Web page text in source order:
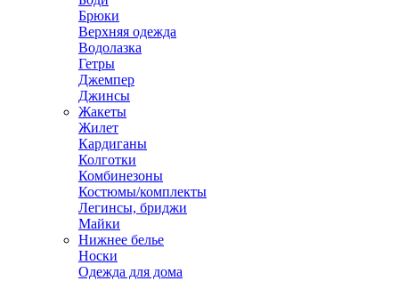
Брюки
Верхняя одежда
Водолазка
Гетры
Джемпер
Джинсы
Жакеты
Жилет
Кардиганы
Колготки
Комбинезоны
Костюмы/комплекты
Легинсы, бриджи
Майки
Нижнее белье
Носки
Одежда для дома